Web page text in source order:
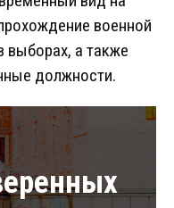
военной
выборах, а также
должности.